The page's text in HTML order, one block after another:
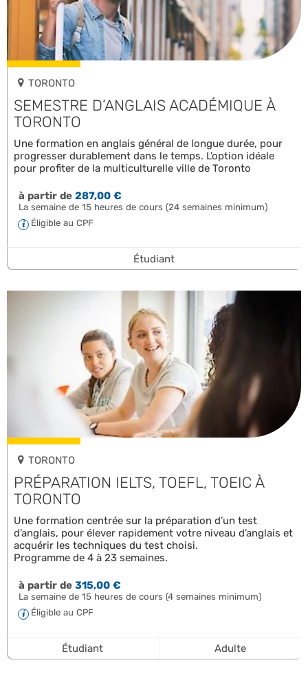
TORONTO
SEMESTRE D’ANGLAIS ACADÉMIQUE À
TORONTO
Une formation en anglais général de longue durée, pour
progresser durablement dans le temps. L’option idéale
pour profiter de la multiculturelle ville de Toronto
à partir de287,00 €
La semaine de 15 heures de cours (24 semaines minimum)
Éligible au CPF
Étudiant
TORONTO
PRÉPARATION IELTS, TOEFL, TOEIC À
TORONTO
Une formation centrée sur la préparation d’un test
d’anglais, pour élever rapidement votre niveau d’anglais et
acquérir les techniques du test choisi.
Programme de 4 à 23 semaines.
à partir de315,00 €
La semaine de 15 heures de cours (4 semaines minimum)
Éligible au CPF
Étudiant Adulte